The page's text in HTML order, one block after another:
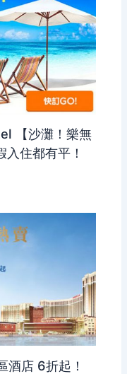
【沙灘！樂無
住都有平！
酒店 6折起！